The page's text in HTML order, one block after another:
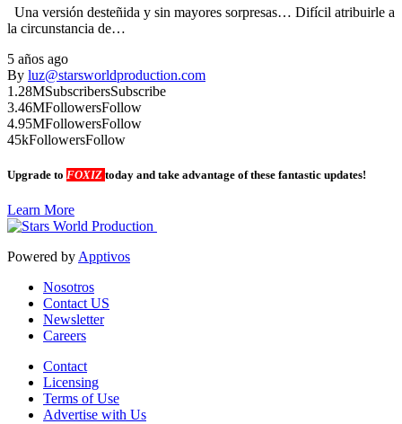
Una versión desteñida y sin mayores sorpresas… Difícil atribuirle a
la circunstancia de…
5 años ago
By luz@starsworldproduction.com
1.28MSubscribersSubscribe
3.46MFollowersFollow
4.95MFollowersFollow
45kFollowersFollow
Upgrade to FOXIZ today and take advantage of these fantastic updates!
Learn More
Powered by Apptivos
Nosotros
Contact US
Newsletter
Careers
Contact
Licensing
Terms of Use
Advertise with Us